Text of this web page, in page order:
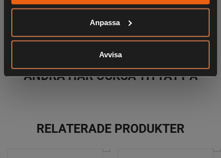
Anpassa
Avvisa
Skjutvapenapplikation
KÖPS OFTA TILLSAMMANS
ANDRA HAR OCKSÅ TITTAT PÅ
RELATERADE PRODUKTER